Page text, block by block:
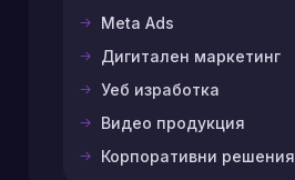
Meta Ads
Дигитален маркетинг
Уеб изработка
Видео продукция
Корпоративни решения